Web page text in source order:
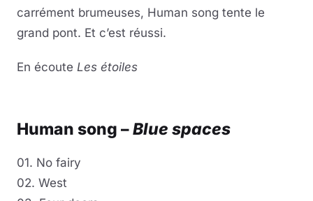
carrément brumeuses, Human song tente le
grand pont. Et c’est réussi.
En écoute Les étoiles
Human song –Blue spaces
01. No fairy
02. West